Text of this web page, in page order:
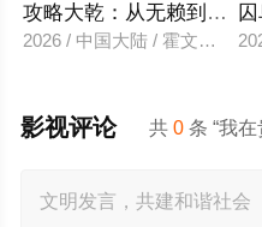
攻略大乾：从无赖到霸主
2026 / 中国大陆 / 霍文琦＆陈
共0 条 “我
影视评论